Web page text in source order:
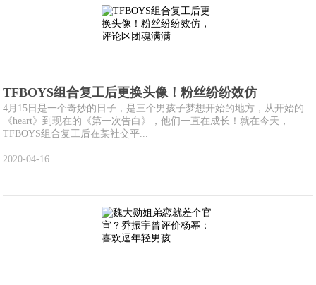
TFBOYS组合复工后更换头像！粉丝纷纷效仿
4月15日是一个奇妙的日子，是三个男孩子梦想开始的地方，从开始的
《heart》到现在的《第一次告白》，他们一直在成长！就在今天，
TFBOYS组合复工后在某社交平...
2020-04-16